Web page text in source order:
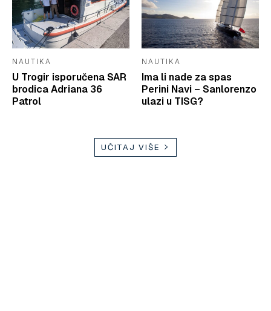
NAUTIKA
U Trogir isporučena SAR
brodica Adriana 36
Patrol
NAUTIKA
Ima li nade za spas
Perini Navi – Sanlorenzo
ulazi u TISG?
UČITAJ VIŠE